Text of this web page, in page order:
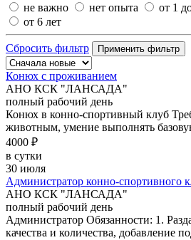
не важно
нет опыта от 1
от 6 лет
Сбросить фильтр Применить фильтр
Конюх с проживанием
АНО КСК "ЛАНСАДА"
полный рабочий день
Конюх в конно-спортивный клуб
животным, умение выполнять
4000 ₽
в сутки
30 июля
Администратор конно-спортивного
АНО КСК "ЛАНСАДА"
полный рабочий день
Администратор Обязанности: 1.
качества и количества, добавление